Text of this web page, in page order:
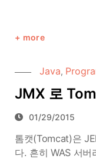
more
Java,
JMX 로
01/29/2015
톰캣(Tomcat)은
다. 흔히 WAS 서